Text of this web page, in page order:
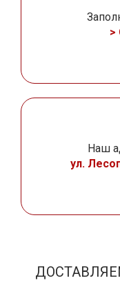
>
Наш
ул.